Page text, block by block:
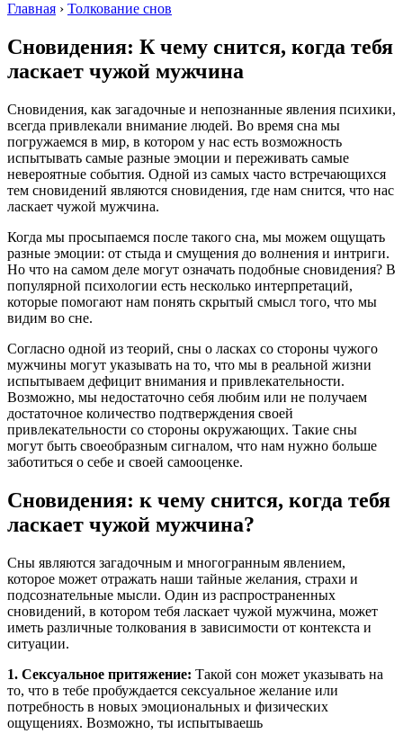
Главная › Толкование снов
Сновидения: К чему снится, когда тебя
ласкает чужой мужчина
Сновидения, как загадочные и непознанные явления психики,
всегда привлекали внимание людей. Во время сна мы
погружаемся в мир, в котором у нас есть возможность
испытывать самые разные эмоции и переживать самые
невероятные события. Одной из самых часто встречающихся
тем сновидений являются сновидения, где нам снится, что нас
ласкает чужой мужчина.
Когда мы просыпаемся после такого сна, мы можем ощущать
разные эмоции: от стыда и смущения до волнения и интриги.
Но что на самом деле могут означать подобные сновидения? В
популярной психологии есть несколько интерпретаций,
которые помогают нам понять скрытый смысл того, что мы
видим во сне.
Согласно одной из теорий, сны о ласках со стороны чужого
мужчины могут указывать на то, что мы в реальной жизни
испытываем дефицит внимания и привлекательности.
Возможно, мы недостаточно себя любим или не получаем
достаточное количество подтверждения своей
привлекательности со стороны окружающих. Такие сны
могут быть своеобразным сигналом, что нам нужно больше
заботиться о себе и своей самооценке.
Сновидения: к чему снится, когда тебя
ласкает чужой мужчина?
Сны являются загадочным и многогранным явлением,
которое может отражать наши тайные желания, страхи и
подсознательные мысли. Один из распространенных
сновидений, в котором тебя ласкает чужой мужчина, может
иметь различные толкования в зависимости от контекста и
ситуации.
1. Сексуальное притяжение: Такой сон может указывать на
то, что в тебе пробуждается сексуальное желание или
потребность в новых эмоциональных и физических
ощущениях. Возможно, ты испытываешь